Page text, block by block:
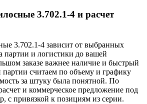
3.702.1-4 и расчет
3.702.1-4 зависит от выбранных
партии и логистики до вашей
заказе важнее наличие и быстрый
считаем по объему и графику
за штуку была понятной. По
и коммерческое предложение под
с привязкой к позициям из серии.